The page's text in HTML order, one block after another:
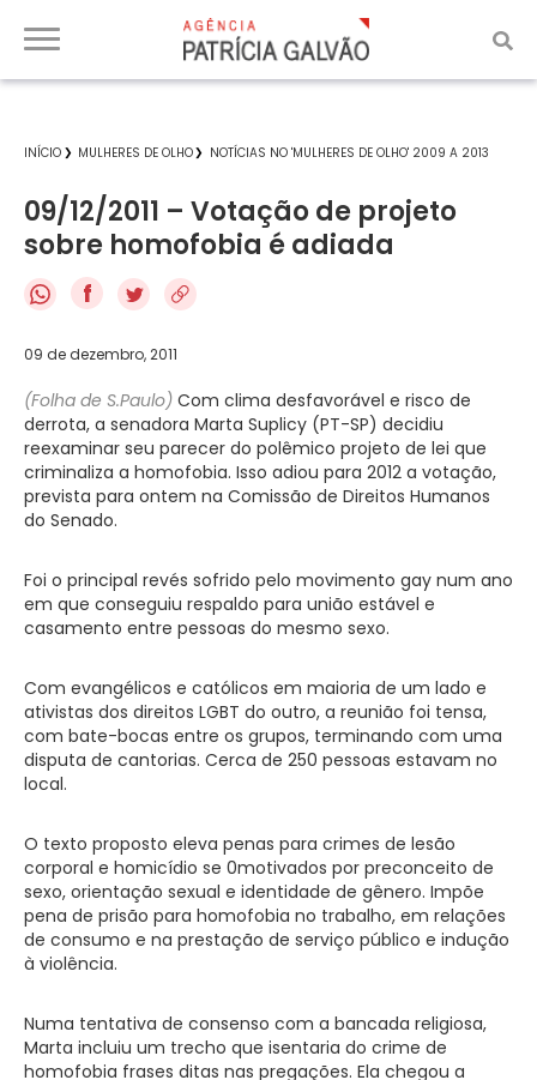
INÍCIO MULHERES DE OLHO NOTÍCIAS NO 'MULHERES DE OLHO' 2009 A 2013
09/12/2011 – Votação de projeto
sobre homofobia é adiada
f
09 de dezembro, 2011
(Folha de S.Paulo) Com clima desfavorável e risco de
derrota, a senadora Marta Suplicy (PT-SP) decidiu
reexaminar seu parecer do polêmico projeto de lei que
criminaliza a homofobia. Isso adiou para 2012 a votação,
prevista para ontem na Comissão de Direitos Humanos
do Senado.
Foi o principal revés sofrido pelo movimento gay num ano
em que conseguiu respaldo para união estável e
casamento entre pessoas do mesmo sexo.
Com evangélicos e católicos em maioria de um lado e
ativistas dos direitos LGBT do outro, a reunião foi tensa,
com bate-bocas entre os grupos, terminando com uma
disputa de cantorias. Cerca de 250 pessoas estavam no
local.
O texto proposto eleva penas para crimes de lesão
corporal e homicídio se 0motivados por preconceito de
sexo, orientação sexual e identidade de gênero. Impõe
pena de prisão para homofobia no trabalho, em relações
de consumo e na prestação de serviço público e indução
à violência.
Numa tentativa de consenso com a bancada religiosa,
Marta incluiu um trecho que isentaria do crime de
homofobia frases ditas nas pregações. Ela chegou a